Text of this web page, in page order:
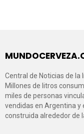
Central de Noticias de la
Millones de litros
miles de personas
vendidas en Argentina y
construida alrededor de